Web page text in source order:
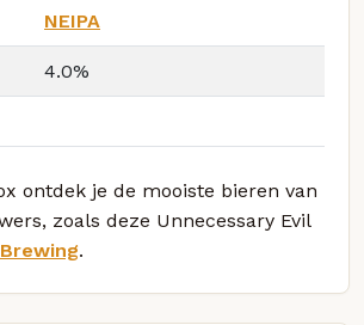
NEIPA
4.0%
ontdek je de mooiste bieren van
zoals deze Unnecessary Evil
.